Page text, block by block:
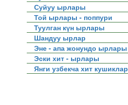
Суйуу ырлары
Той ырлары - поппури
Туулган күн ырлары
Шандуу ырлар
Эне - апа жонундо ырлары
Эски хит - ырлары
Янги узбекча хит кушиклар